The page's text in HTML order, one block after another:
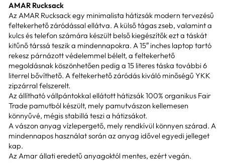
AMAR Rucksack
Az AMAR Rucksack egy minimalista hátizsák modern tervezésű
feltekerhető záródással ellátva. A külső tágas zseb, valamint a
kulcs és telefon számára készült belső kiegészítők ezt a táskát
kitűnő társsá teszik a mindennapokra. A 15″ inches laptop tartó
rekesz párnázott védelemmel bélelt, a feltekerhető
megoldásnak köszönhetően pedig a 15 literes táska további 6
literrel bővíthető. A feltekerhető záródás kiváló minőségű YKK
zipzárral felszerelt.
Az állítható vállpántokkal ellátott hátizsák 100% organikus Fair
Trade pamutból készült, mely pamutvászon kellemesen
könnyűvé, mégis stabillá teszi a hátizsákot.
A vászon anyag vízlepergető, mely rendkívül könnyen szárad. A
mindennapos használat során az anyag idővel egyedi jelleget
kap.
Az Amar állati eredetű anyagoktól mentes, ezért vegán.